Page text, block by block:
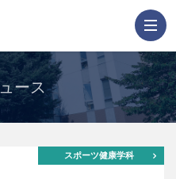
ース
スポーツ健康学科